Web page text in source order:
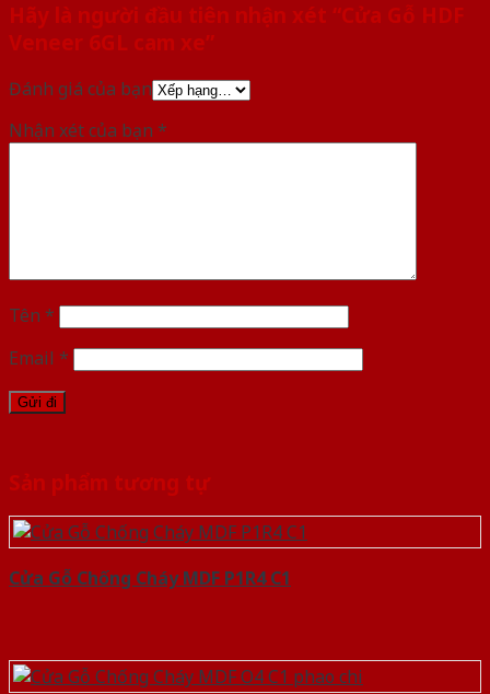
Hãy là người đầu tiên nhận xét “Cửa Gỗ HDF
Veneer 6GL cam xe”
Đánh giá của bạn
Nhận xét của bạn *
Tên *
Email *
Sản phẩm tương tự
Cửa Gỗ Chống Cháy MDF P1R4 C1